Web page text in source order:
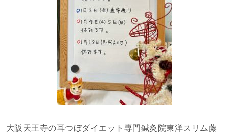
大阪天王寺の耳つぼダイエット専門鍼灸院東洋スリム藤